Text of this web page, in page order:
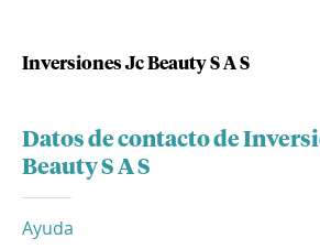
Inversiones Jc Beauty S A S
Datos de contacto de
Beauty S A S
Ayuda